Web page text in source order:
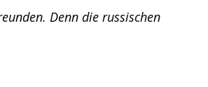
Denn die russischen